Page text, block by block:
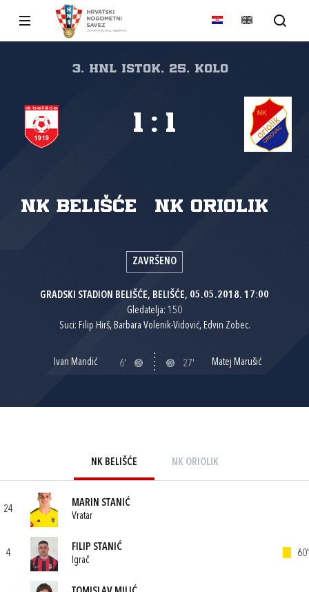
3. HNL Istok, 25. kolo
NK Belišće NK Oriolik
1 : 1
ZAVRŠENO
GRADSKI STADION BELIŠĆE, BELIŠĆE, 05.05.2018. 17:00
Gledatelja: 150
Suci: Filip Hirš, Barbara Volenik-Vidović, Edvin Zobec.
Ivan Mandić 6' 27' Matej Marušić
NK BELIŠĆE NK ORIOLIK
24
MARIN STANIĆ
Vratar
4
FILIP STANIĆ
Igrač
60'